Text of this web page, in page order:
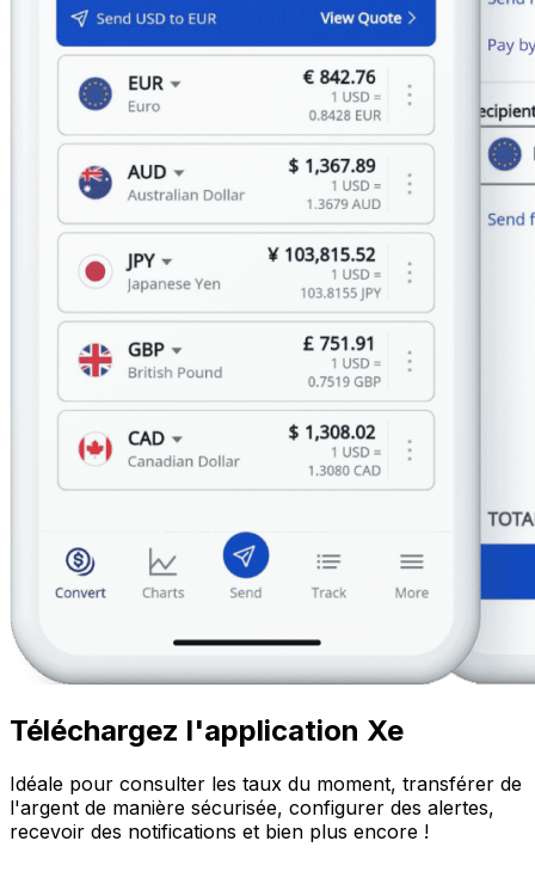
Téléchargez l'application Xe
Idéale pour consulter les taux du moment, transférer de
l'argent de manière sécurisée, configurer des alertes,
recevoir des notifications et bien plus encore !